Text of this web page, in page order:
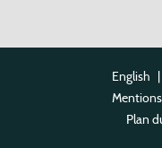
English |
Plan